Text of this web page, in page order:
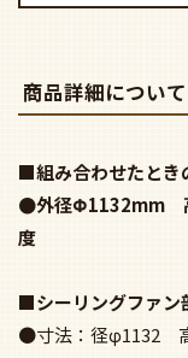
■組み合わせたとき
●外径Φ1132mm
■シーリングファン